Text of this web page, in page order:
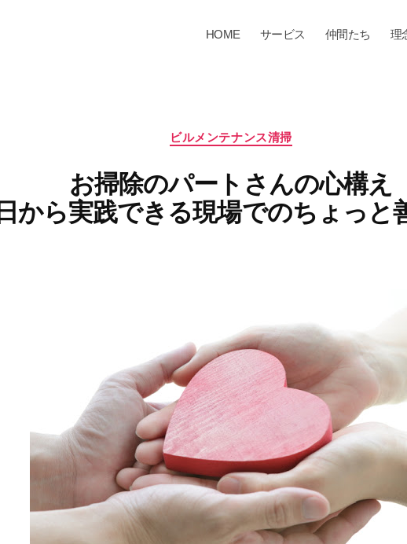
HOME サービス 仲間たち 理
カ
テ
リ
ー
ビルメンテナンス清掃
お掃除のパートさんの心構え
から実践できる現場でのちょっと